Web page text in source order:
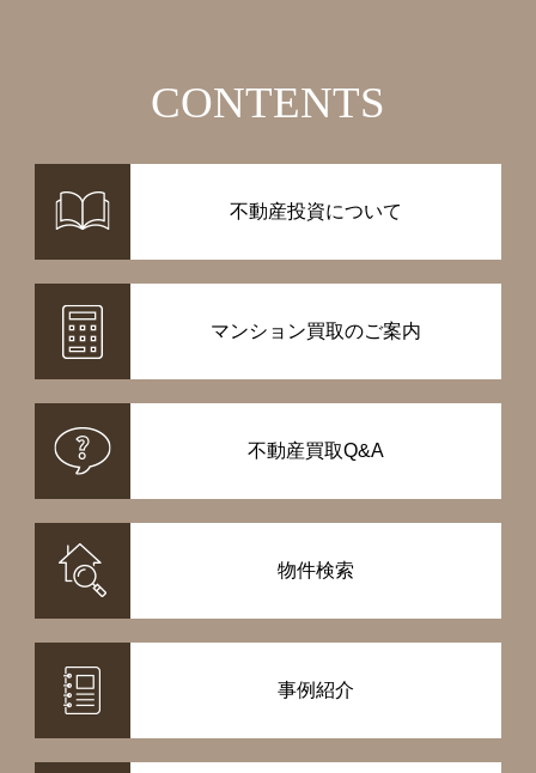
CONTENTS
不動産投資について
マンション買取のご案内
不動産買取Q&A
物件検索
事例紹介